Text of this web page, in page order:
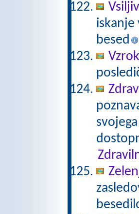
iskanje
besed